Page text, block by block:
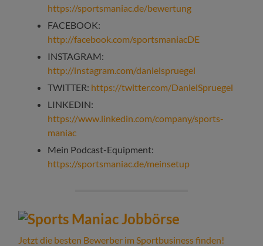
https://sportsmaniac.de/bewertung
FACEBOOK:
http://facebook.com/sportsmaniacDE
INSTAGRAM:
http://instagram.com/danielspruegel
TWITTER: https://twitter.com/DanielSpruegel
LINKEDIN:
https://www.linkedin.com/company/sports-
maniac
Mein Podcast-Equipment:
https://sportsmaniac.de/meinsetup
Jetzt die besten Bewerber im Sportbusiness finden!